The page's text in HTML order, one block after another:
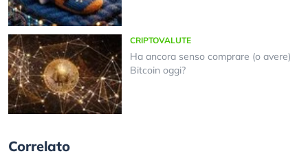
CRIPTOVALUTE
Ha ancora senso comprare (o avere)
Bitcoin oggi?
Correlato